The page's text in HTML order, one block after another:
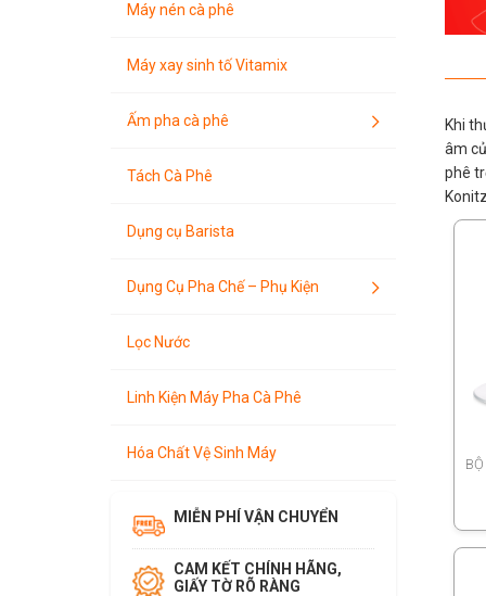
Máy nén cà phê
Máy xay sinh tố Vitamix
Ấm pha cà phê
Tách Cà Phê
Dụng cụ Barista
Dụng Cụ Pha Chế – Phụ Kiện
Lọc Nước
Linh Kiện Máy Pha Cà Phê
Hóa Chất Vệ Sinh Máy
MIỄN PHÍ VẬN CHUYỂN
CAM KẾT CHÍNH HÃNG,
GIẤY TỜ RÕ RÀNG
Khi
âm
phê